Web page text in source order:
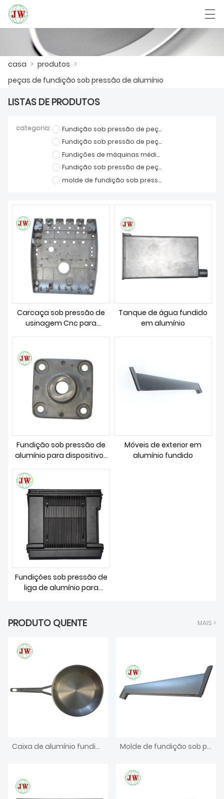
CASA
SHOW DE FÁBRICA
FALE CONOSCO
SOBRE NÓS
العربية Deutsch English
casa > produtos >
peças de fundição sob pressão de alumínio
LISTAS DE PRODUTOS
categoria:
Fundição sob pressão de peças de móveis
Fundição sob pressão de peças de comunicação
Fundições de máquinas médicas
Fundição sob pressão de peças automotivas
molde de fundição sob pressão
Carcaça sob pressão de
usinagem Cnc para
Tanque de água fundido
em alumínio
Fundição sob pressão de
alumínio para dispositivos
Móveis de exterior em
alumínio fundido
Fundições sob pressão de
liga de alumínio para
PRODUTO QUENTE MAIS >
Caixa de alumínio fundido para caixa de ferro eletrônico Molde de fundição sob pressão para eletrodomésticos